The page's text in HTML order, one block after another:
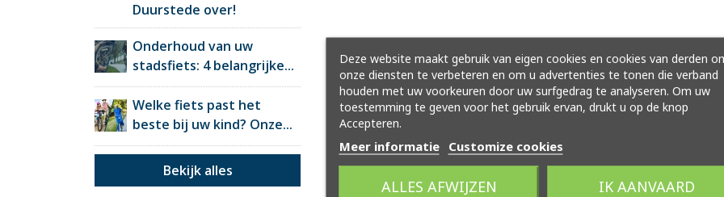
Duurstede over!
Onderhoud van uw
stadsfiets: 4 belangrijke...
Welke fiets past het
beste bij uw kind? Onze...
Bekijk alles
Deze website maakt gebruik van eigen cookies en cookies van derden
onze diensten te verbeteren en om u advertenties te tonen die verband
houden met uw voorkeuren door uw surfgedrag te analyseren. Om uw
toestemming te geven voor het gebruik ervan, drukt u op de knop
Accepteren.
Meer informatie Customize cookies
ALLES AFWIJZEN IK AANVAARD